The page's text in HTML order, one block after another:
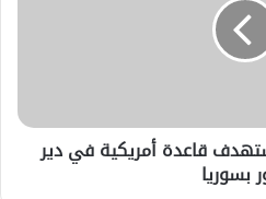
قاعدة أمريكية في دير
بسوريا